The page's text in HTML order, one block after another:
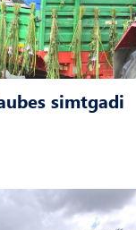
simtgadi